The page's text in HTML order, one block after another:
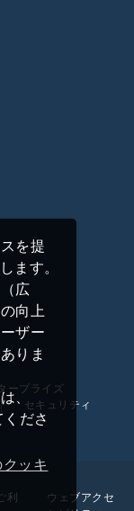
を提
ます。
広
向上
ザー
りま
、
ださ
ッキ
ープライズ
セキュリティ
利
ウェブアクセ